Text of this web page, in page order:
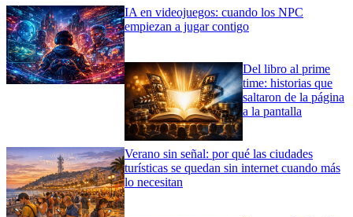
IA en videojuegos: cuando los NPC
empiezan a jugar contigo
Del libro al prime
time: historias que
saltaron de la página
a la pantalla
Verano sin señal: por qué las ciudades
turísticas se quedan sin internet cuando más
lo necesitan